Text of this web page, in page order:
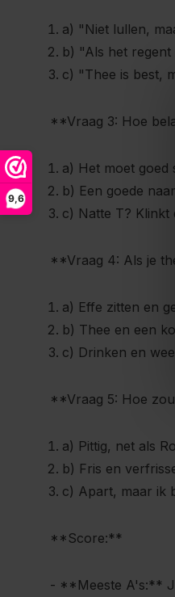
9,6
a) "Niet lullen,
b) "Als het
c) "Thee is best,
**Vraag 3: Hoe
a) Het moet goed
b) Een goede
c) Natte T? Klinkt
**Vraag 4: Als je
a) Effe zitten en
b) Thee en een
c) Drinken en
**Vraag 5: Hoe
a) Pittig, net als
b) Fris en
c) Apart, maar ik
**Score:**
- **Meeste A's:**